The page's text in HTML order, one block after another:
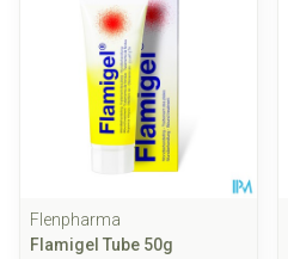
Flenpharma
Flamigel Tube 50g